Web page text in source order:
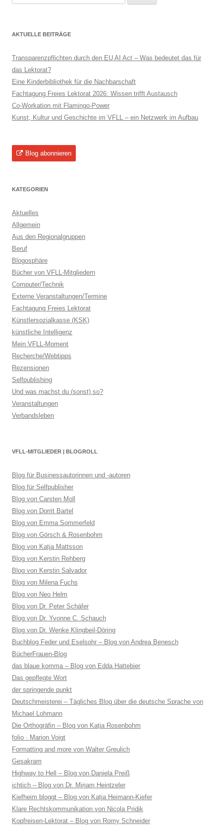
AKTUELLE BEITRÄGE
Transparenzpflichten durch den EU AI Act – Was bedeutet das für
das Lektorat?
Eine Kinderbibliothek für die Nachbarschaft
Fachtagung Freies Lektorat 2026: Wissen trifft Austausch
Co-Workation mit Flamingo-Power
Kunst, Kultur und Geschichte im VFLL – ein Netzwerk im Aufbau
Blog abonnieren
KATEGORIEN
Aktuelles
Allgemein
Aus den Regionalgruppen
Beruf
Blogosphäre
Bücher von VFLL-Mitgliedern
Computer/Technik
Externe Veranstaltungen/Termine
Fachtagung Freies Lektorat
Künstlersozialkasse (KSK)
künstliche Intelligenz
Mein VFLL-Moment
Recherche/Webtipps
Rezensionen
Selfpublishing
Und was machst du (sonst) so?
Veranstaltungen
Verbandsleben
VFLL-MITGLIEDER | BLOGROLL
Blog für Businessautorinnen und -autoren
Blog für Selfpublisher
Blog von Carsten Moll
Blog von Dorrit Bartel
Blog von Emma Sommerfeld
Blog von Görsch & Rosenbohm
Blog von Katja Mattsson
Blog von Kerstin Rehberg
Blog von Kerstin Salvador
Blog von Milena Fuchs
Blog von Neo Helm
Blog von Dr. Peter Schäfer
Blog von Dr. Yvonne C. Schauch
Blog von Dr. Wenke Klingbeil-Döring
Buchblog Feder und Eselsohr – Blog von Andrea Benesch
BücherFrauen-Blog
das blaue komma – Blog von Edda Hattebier
Das gepflegte Wort
der springende punkt
Deutschmeisterei – Tägliches Blog über die deutsche Sprache von
Michael Lohmann
Die Orthogräfin – Blog von Katja Rosenbohm
folio · Marion Voigt
Formatting and more von Walter Greulich
Gesakram
Highway to Hell – Blog von Daniela Preiß
ichtich – Blog von Dr. Mirjam Heintzeler
Kiefheim bloggt – Blog von Katja Heimann-Kiefer
Klare Rechtskommunikation von Nicola Pridik
Kopfreisen-Lektorat – Blog von Romy Schneider